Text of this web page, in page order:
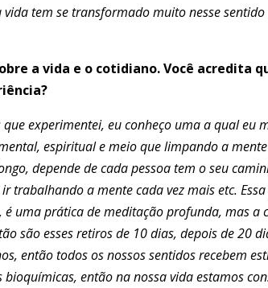
tem se transformado muito nesse
a vida e o cotidiano. Você
experimentei, eu conheço uma a qual
espiritual e meio que limpando a
depende de cada pessoa tem o seu
a mente cada vez mais etc.
uma prática de meditação profunda, mas
são esses retiros de 10 dias, depois de
então todos os nossos sentidos recebem
então na nossa vida estamos